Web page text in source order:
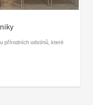
přírodních odstínů, které